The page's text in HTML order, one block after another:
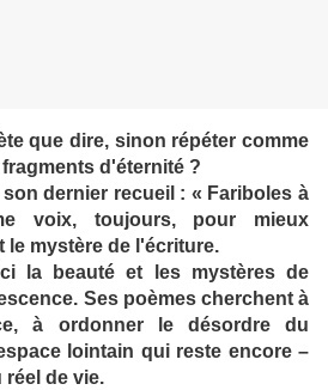
que dire, sinon répéter comme
d'éternité ?
dernier recueil : « Fariboles à
voix, toujours, pour mieux
le mystère de l'écriture.
la beauté et les mystères de
Ses poèmes cherchent à
à ordonner le désordre du
lointain qui reste encore –
réel de vie.